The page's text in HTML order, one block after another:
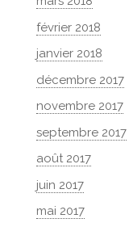
février 2018
janvier 2018
décembre 2017
novembre 2017
septembre 2017
août 2017
juin 2017
mai 2017